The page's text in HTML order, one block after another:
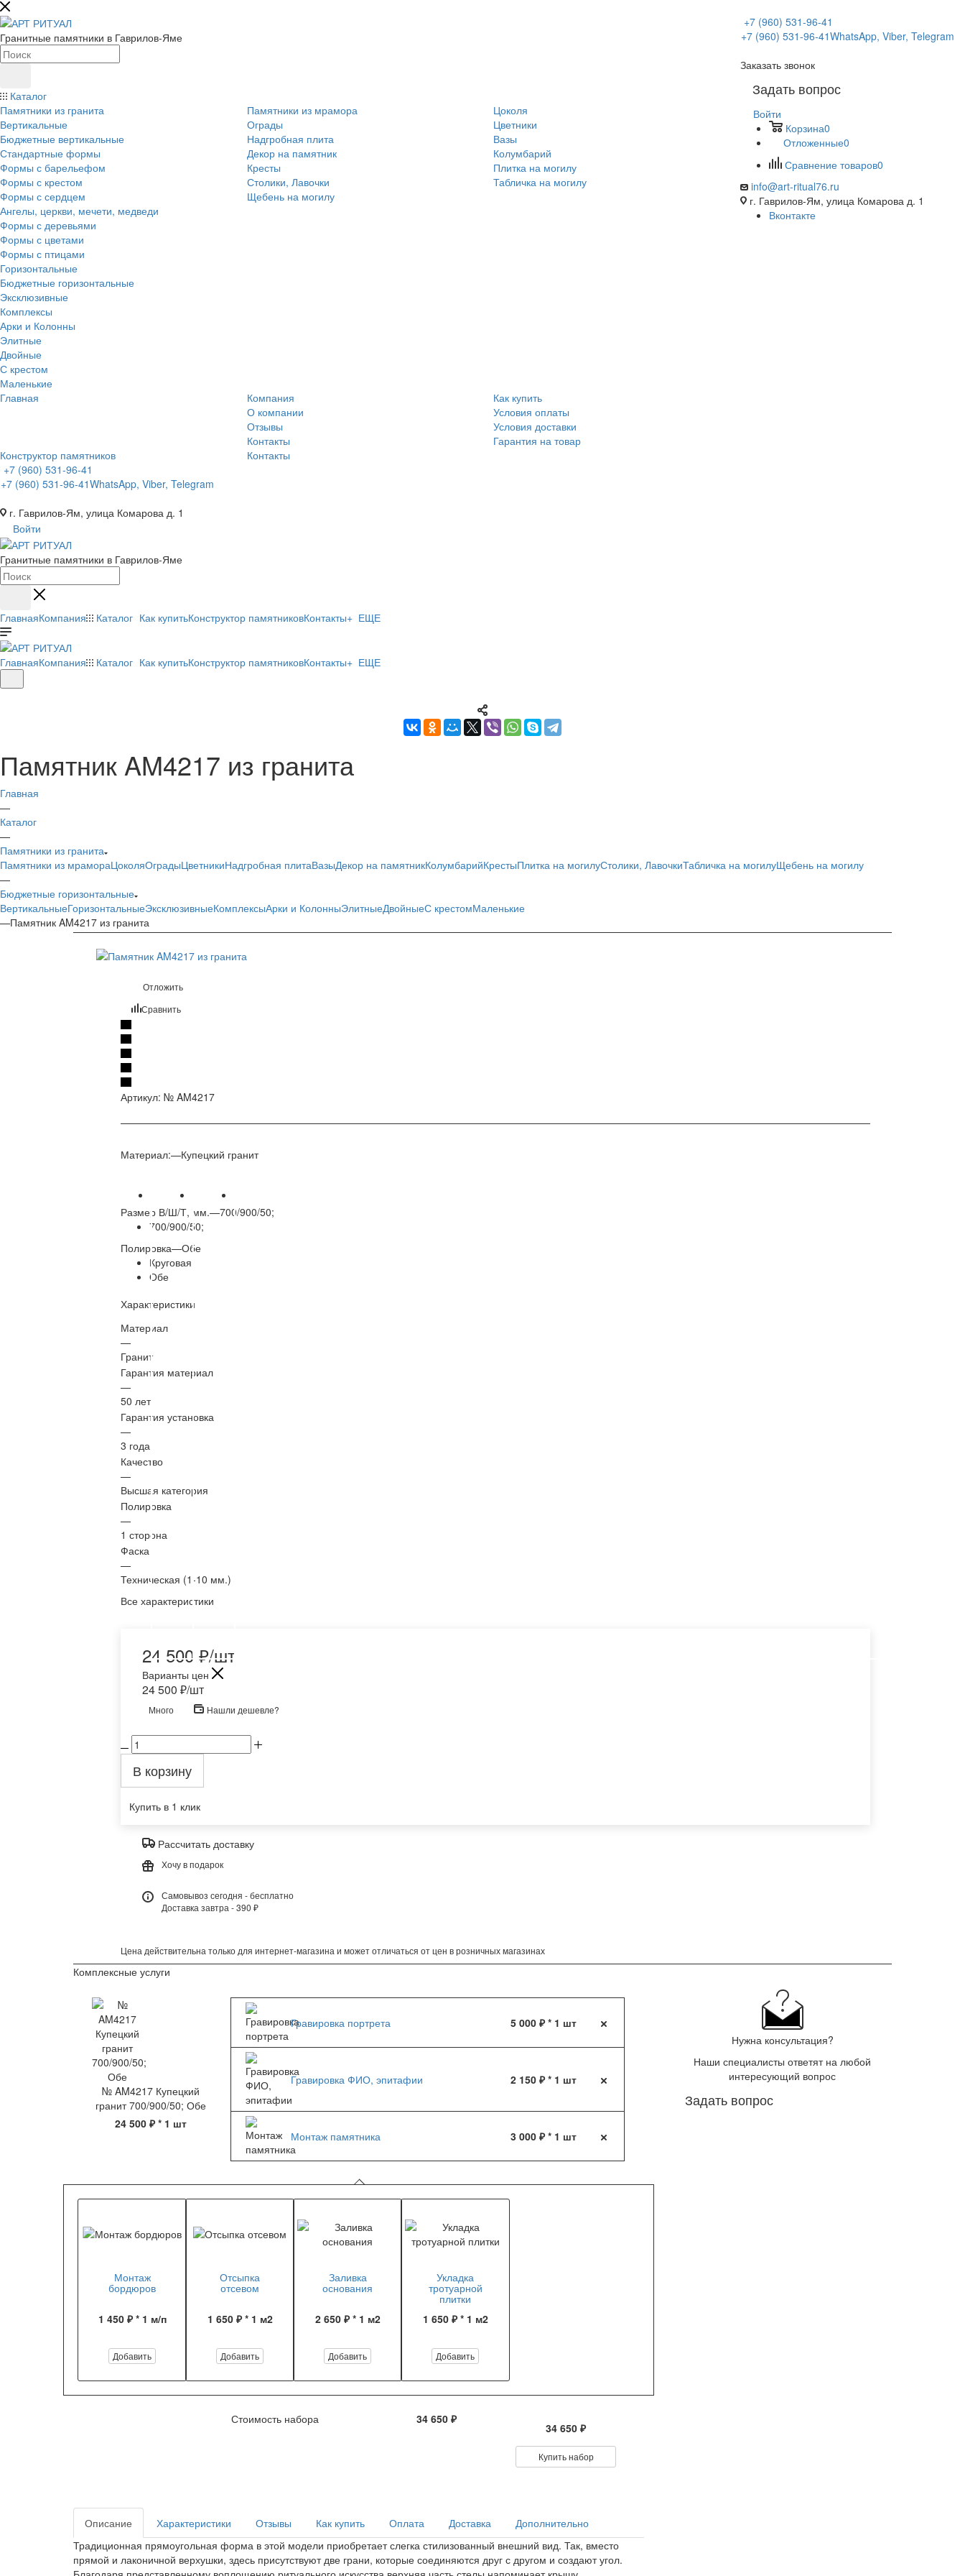
Гранитные памятники в Гаврилов-Яме
Каталог
Памятники из гранита
Вертикальные
Бюджетные вертикальные
Стандартные формы
Формы с барельефом
Формы с крестом
Формы с сердцем
Ангелы, церкви, мечети, медведи
Формы с деревьями
Формы с цветами
Формы с птицами
Горизонтальные
Бюджетные горизонтальные
Эксклюзивные
Комплексы
Арки и Колонны
Элитные
Двойные
С крестом
Маленькие
Памятники из мрамора
Цоколя
Ограды
Цветники
Надгробная плита
Вазы
Декор на памятник
Колумбарий
Кресты
Плитка на могилу
Столики, Лавочки
Табличка на могилу
Щебень на могилу
Главная
Компания
О компании
Отзывы
Контакты
Как купить
Условия оплаты
Условия доставки
Гарантия на товар
Конструктор памятников
Контакты
+7 (960) 531-96-41
+7 (960) 531-96-41WhatsApp, Viber, Telegram
Заказать звонок
Задать вопрос
Войти
Корзина0
Отложенные0
Сравнение товаров0
info@art-ritual76.ru
г. Гаврилов-Ям, улица Комарова д. 1
Вконтакте
+7 (960) 531-96-41
+7 (960) 531-96-41WhatsApp, Viber, Telegram
г. Гаврилов-Ям, улица Комарова д. 1
Войти
Гранитные памятники в Гаврилов-Яме
ГлавнаяКомпания Каталог Как купитьКонструктор памятниковКонтакты+ ЕЩЕ
ГлавнаяКомпания Каталог Как купитьКонструктор памятниковКонтакты+ ЕЩЕ
Памятник AM4217 из гранита
Главная
—
Каталог
—
Памятники из гранита
Памятники из мрамораЦоколяОградыЦветникиНадгробная плитаВазыДекор на памятникКолумбарийКрестыПлитка на могилуСтолики, ЛавочкиТабличка на могилуЩебень на могилу
—
Бюджетные горизонтальные
ВертикальныеГоризонтальныеЭксклюзивныеКомплексыАрки и КолонныЭлитныеДвойныеС крестомМаленькие
—Памятник AM4217 из гранита
Отложить
Сравнить
Артикул: № AM4217
Материал:—Купецкий гранит
Размер В/Ш/Т, мм.—700/900/50;
700/900/50;
Полировка—Обе
Круговая
Обе
Характеристики
Материал
—
Гранит
Гарантия материал
—
50 лет
Гарантия установка
—
3 года
Качество
—
Высшая категория
Полировка
—
1 сторона
Фаска
—
Техническая (1-10 мм.)
Все характеристики
24 500 ₽/шт
Варианты цен
24 500 ₽/шт
Много Нашли дешевле?
В корзину
Купить в 1 клик
Рассчитать доставку
Хочу в подарок
Самовывоз сегодня - бесплатно
Доставка завтра - 390 ₽
Цена действительна только для интернет-магазина и может отличаться от цен в розничных магазинах
Комплексные услуги
№ AM4217 Купецкий
гранит 700/900/50; Обе
24 500 ₽* 1 шт
Гравировка портрета 5 000 ₽ * 1 шт
Гравировка ФИО, эпитафии 2 150 ₽ * 1 шт
Монтаж памятника 3 000 ₽ * 1 шт
Монтаж
бордюров
1 450 ₽ * 1 м/п
Добавить
Отсыпка
отсевом
1 650 ₽ * 1 м2
Добавить
Заливка
основания
2 650 ₽ * 1 м2
Добавить
Укладка
тротуарной
плитки
1 650 ₽ * 1 м2
Добавить
Стоимость набора 34 650 ₽
34 650 ₽
Купить набор
Описание Характеристики Отзывы Как купить Оплата Доставка
Дополнительно
Традиционная прямоугольная форма в этой модели приобретает слегка стилизованный внешний вид. Так, вместо
прямой и лаконичной верхушки, здесь присутствуют две грани, которые соединяются друг с другом и создают угол.
Нужна консультация?
Наши специалисты ответят на любой
интересующий вопрос
Задать вопрос